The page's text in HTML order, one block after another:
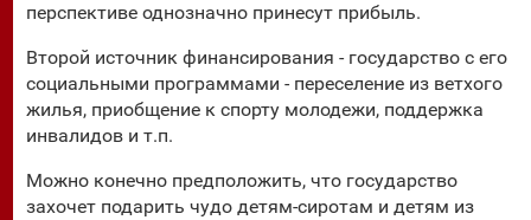
перспективе однозначно принесут прибыль.
Второй источник финансирования - государство с его
социальными программами - переселение из ветхого
жилья, приобщение к спорту молодежи, поддержка
инвалидов и т.п.
Можно конечно предположить, что государство
захочет подарить чудо детям-сиротам и детям из